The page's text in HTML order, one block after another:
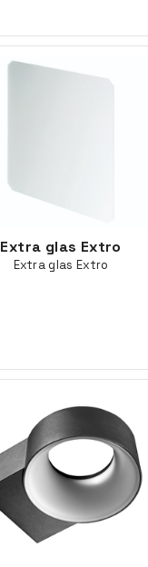
Extra glas Extro
Extra glas Extro